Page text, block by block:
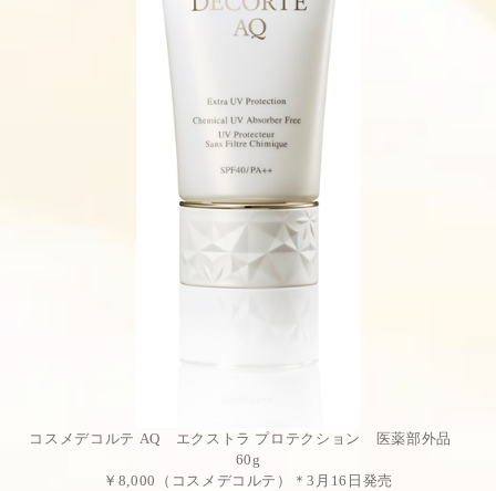
コスメデコルテ AQ エクストラ プロテクション 医薬部外品
60g
￥8,000（コスメデコルテ）＊3月16日発売